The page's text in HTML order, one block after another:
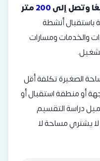
وتصل إلى200متر
باستقبال أنشطة
والخدمات ومسارات
الصغيرة تكلفة أقل
أو منطقة استقبال أو
دراسة التقسيم
يشتري مساحة لا